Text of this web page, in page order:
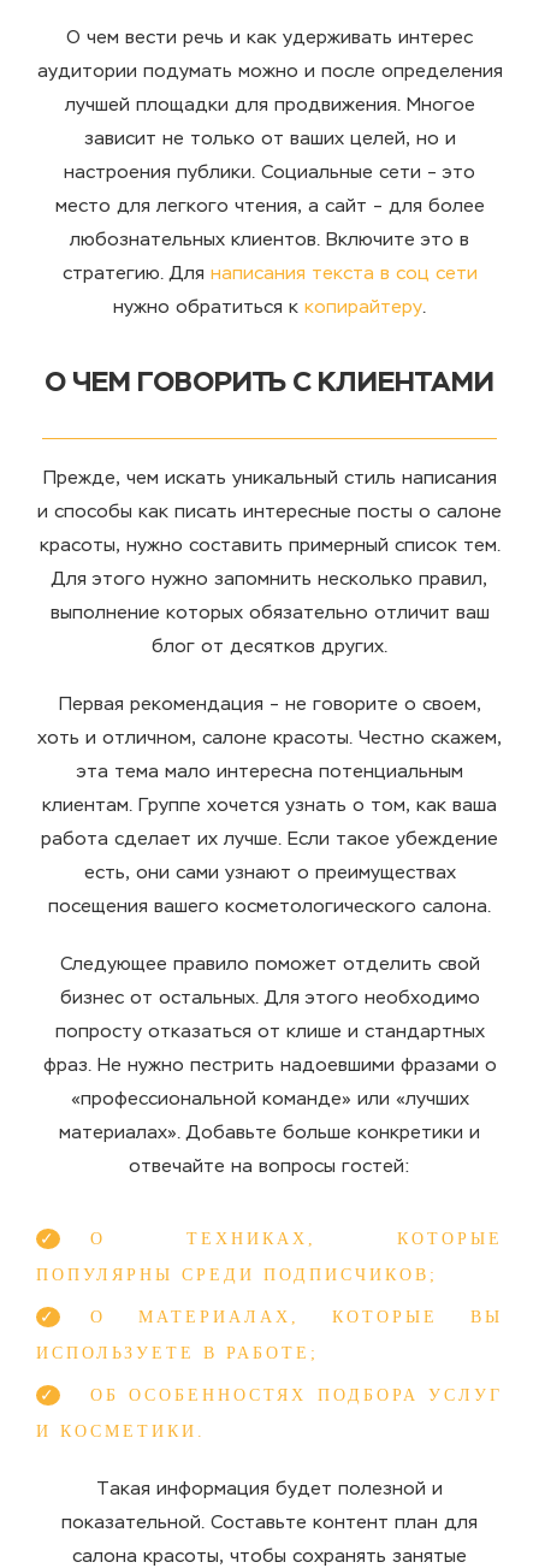
О чем вести речь и как удерживать интерес
аудитории подумать можно и после определения
лучшей площадки для продвижения. Многое
зависит не только от ваших целей, но и
настроения публики. Социальные сети – это
место для легкого чтения, а сайт – для более
любознательных клиентов. Включите это в
стратегию. Для написания текста в соц сети
нужно обратиться к копирайтеру.
О ЧЕМ ГОВОРИТЬ С КЛИЕНТАМИ
Прежде, чем искать уникальный стиль написания
и способы как писать интересные посты о салоне
красоты, нужно составить примерный список тем.
Для этого нужно запомнить несколько правил,
выполнение которых обязательно отличит ваш
блог от десятков других.
Первая рекомендация – не говорите о своем,
хоть и отличном, салоне красоты. Честно скажем,
эта тема мало интересна потенциальным
клиентам. Группе хочется узнать о том, как ваша
работа сделает их лучше. Если такое убеждение
есть, они сами узнают о преимуществах
посещения вашего косметологического салона.
Следующее правило поможет отделить свой
бизнес от остальных. Для этого необходимо
попросту отказаться от клише и стандартных
фраз. Не нужно пестрить надоевшими фразами о
«профессиональной команде» или «лучших
материалах». Добавьте больше конкретики и
отвечайте на вопросы гостей:
О ТЕХНИКАХ, КОТОРЫЕ
ПОПУЛЯРНЫ СРЕДИ ПОДПИСЧИКОВ;
О МАТЕРИАЛАХ, КОТОРЫЕ ВЫ
ИСПОЛЬЗУЕТЕ В РАБОТЕ;
ОБ ОСОБЕННОСТЯХ ПОДБОРА УСЛУГ
И КОСМЕТИКИ.
Такая информация будет полезной и
показательной. Составьте контент план для
салона красоты, чтобы сохранять занятые